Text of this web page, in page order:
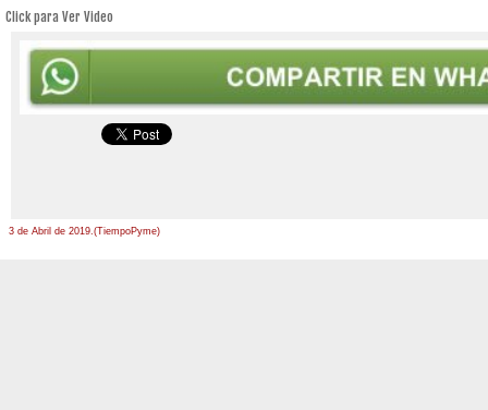
Click para Ver Video
3 de Abril de 2019.(TiempoPyme)